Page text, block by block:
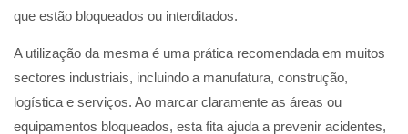
que estão bloqueados ou interditados.
A utilização da mesma é uma prática recomendada em muitos
sectores industriais, incluindo a manufatura, construção,
logística e serviços. Ao marcar claramente as áreas ou
equipamentos bloqueados, esta fita ajuda a prevenir acidentes,